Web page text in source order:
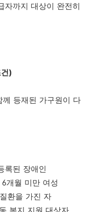
자까지 대상이 완전히
)
등재된 가구원이 다
록된 장애인
개월 미만 여성
환을 가진 자
복지 지원 대상자